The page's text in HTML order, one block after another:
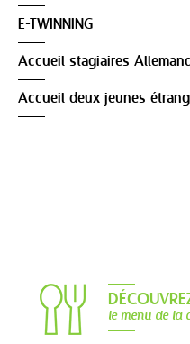
E-TWINNING
Accueil stagiaires
Accueil deux jeunes
le menu de la